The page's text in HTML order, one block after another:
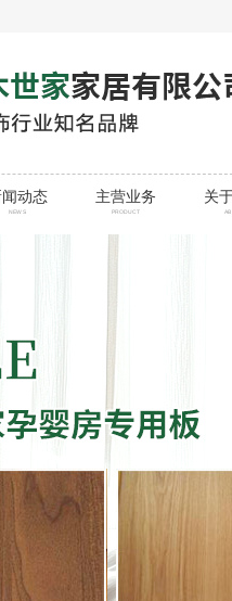
闻动态
NEWS
主营业务
PRODUCT
关